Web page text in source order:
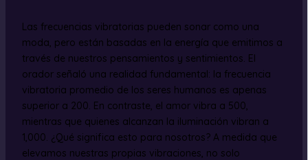
Las frecuencias vibratorias pueden sonar como una
moda, pero están basadas en la energía que emitimos a
través de nuestros pensamientos y sentimientos. El
orador señaló una realidad fundamental: la frecuencia
vibratoria promedio de los seres humanos es apenas
superior a 200. En contraste, el amor vibra a 500,
mientras que quienes alcanzan la iluminación vibran a
1,000. ¿Qué significa esto para nosotros? A medida que
elevamos nuestras propias vibraciones, no solo